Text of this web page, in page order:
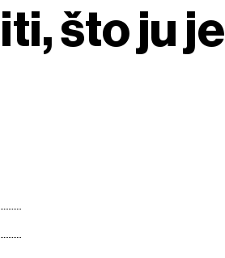
što ju je